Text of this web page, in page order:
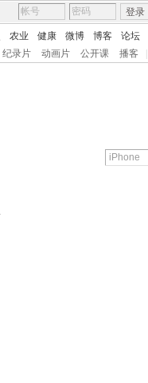
登录
农业 健康 微博 博客 论坛
纪录片 动画片 公开课 播客